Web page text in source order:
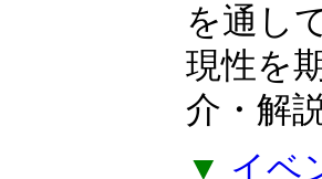
を通し
現性を
介・解
▼ イベ